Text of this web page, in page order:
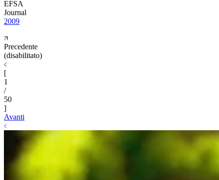
EFSA
Journal
2009
Precedente
(disabilitato)
[
1
/
50
]
Avanti